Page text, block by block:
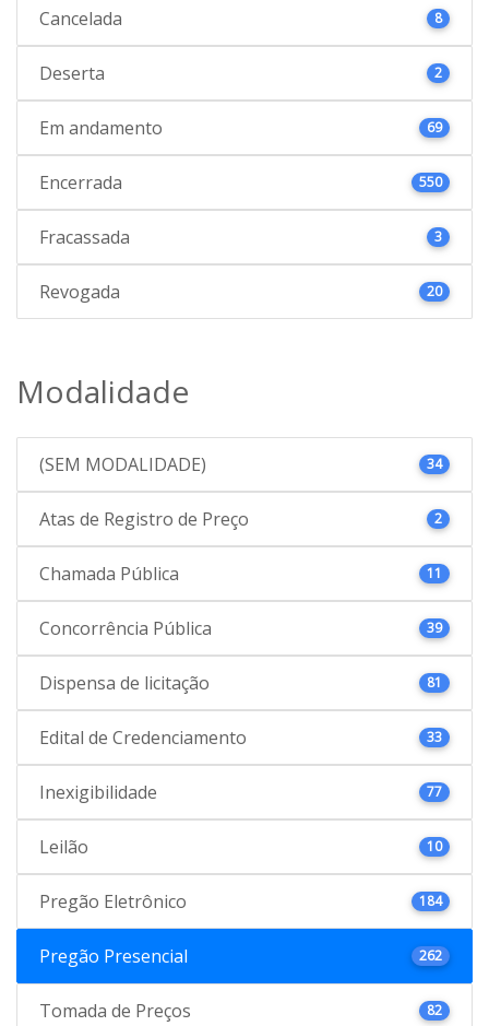
Cancelada 8
Deserta 2
Em andamento 69
Encerrada 550
Fracassada 3
Revogada 20
Modalidade
(SEM MODALIDADE) 34
Atas de Registro de Preço 2
Chamada Pública 11
Concorrência Pública 39
Dispensa de licitação 81
Edital de Credenciamento 33
Inexigibilidade 77
Leilão 10
Pregão Eletrônico 184
Pregão Presencial 262
Tomada de Preços 82